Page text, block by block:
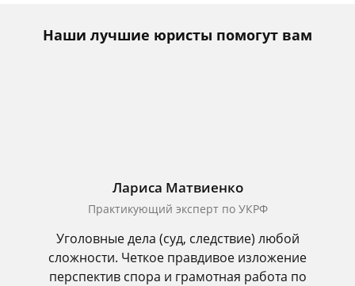
Наши лучшие юристы помогут вам
Лариса Матвиенко
Практикующий эксперт по УКРФ
Уголовные дела (суд, следствие) любой
сложности. Четкое правдивое изложение
перспектив спора и грамотная работа по